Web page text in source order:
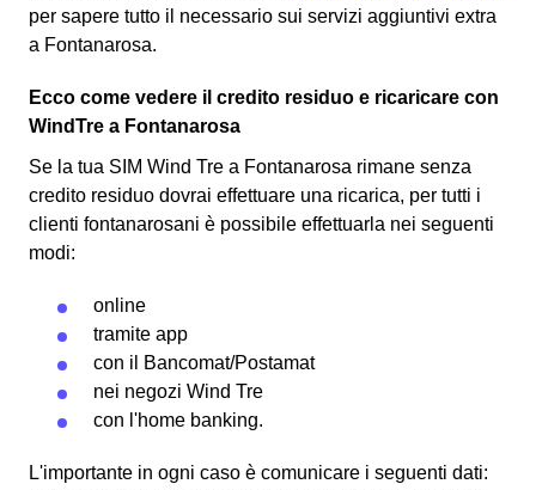
per sapere tutto il necessario sui servizi aggiuntivi extra
a Fontanarosa.
Ecco come vedere il credito residuo e ricaricare con
WindTre a Fontanarosa
Se la tua SIM Wind Tre a Fontanarosa rimane senza
credito residuo dovrai effettuare una ricarica, per tutti i
clienti fontanarosani è possibile effettuarla nei seguenti
modi:
online
tramite app
con il
Bancomat/Postamat
nei negozi Wind Tre
con l'home banking.
L'importante in ogni caso è comunicare i seguenti dati: